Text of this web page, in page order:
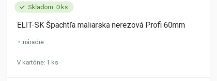
Skladom: 0 ks
ELIT-SK Špachtľa maliarska nerezová Profi 60mm
náradie
V kartóne: 1 ks